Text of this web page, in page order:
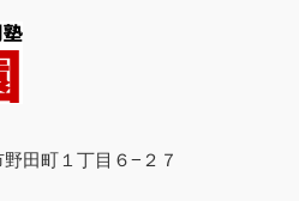
田町１丁目６−２７